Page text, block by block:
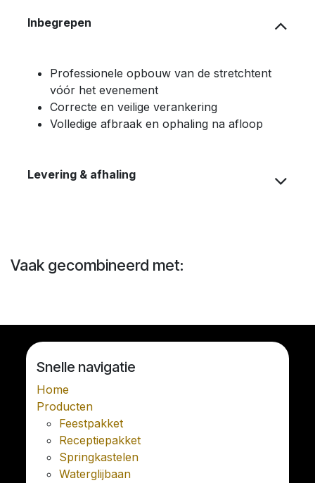
Inbegrepen
Professionele opbouw van de stretchtent
vóór het evenement
Correcte en veilige verankering
Volledige afbraak en ophaling na afloop
Levering & afhaling
Vaak gecombineerd met:
Snelle navigatie
Home
Producten
Feestpakket
Receptiepakket
Springkastelen
Waterglijbaan